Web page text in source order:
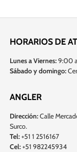
HORARIOS DE
Lunes a Viernes:9:00
Sábado y domingo:
ANGLER
Dirección:Calle
Surco.
Tel:+51 1 2516167
Cel:+51 982245934